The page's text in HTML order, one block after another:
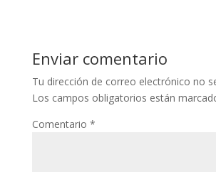
Enviar comentario
Tu dirección de correo electrónico no
Los campos obligatorios están
Comentario *